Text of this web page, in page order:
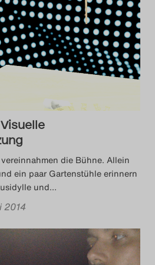
die Bühne. Allein
ein paar Gartenstühle erinnern
und…
2014